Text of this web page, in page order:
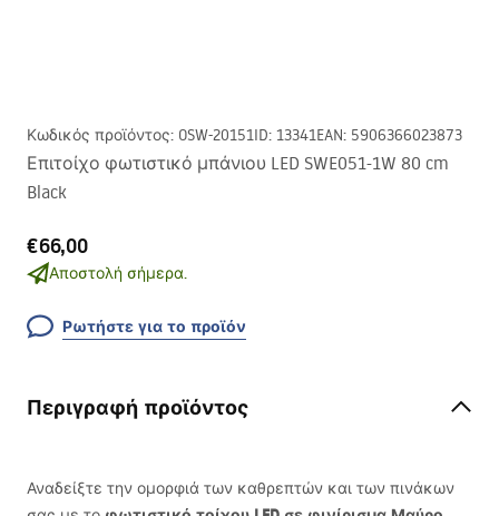
Κωδικός προϊόντος: OSW-20151ID: 13341EAN: 5906366023873
Επιτοίχο φωτιστικό μπάνιου LED SWE051-1W 80 cm
Black
€66,00
Αποστολή σήμερα.
Ρωτήστε για το προϊόν
Περιγραφή προϊόντος
Αναδείξτε την ομορφιά των καθρεπτών και των πινάκων